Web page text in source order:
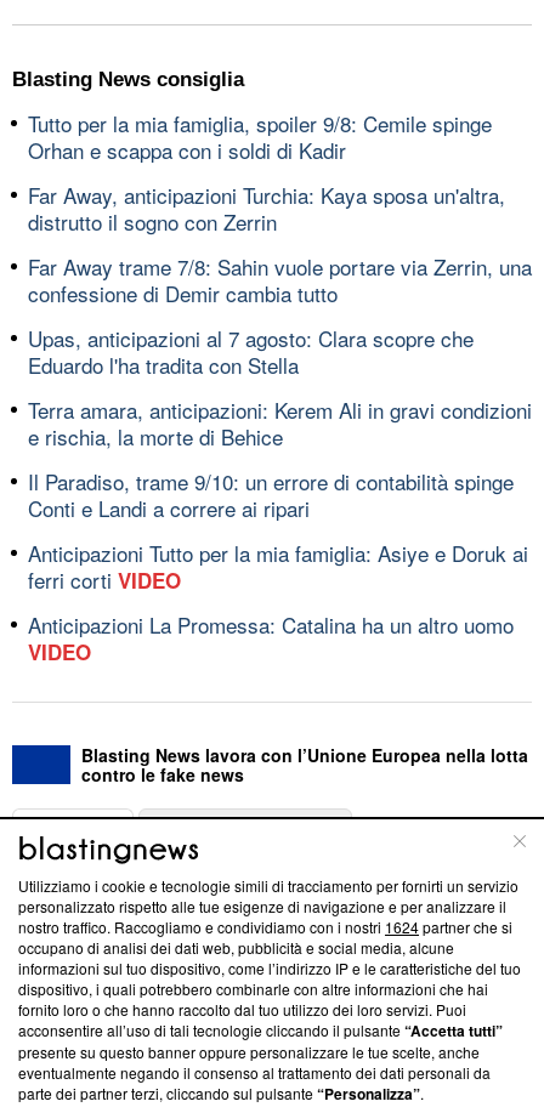
Blasting News consiglia
Tutto per la mia famiglia, spoiler 9/8: Cemile spinge
Orhan e scappa con i soldi di Kadir
Far Away, anticipazioni Turchia: Kaya sposa un'altra,
distrutto il sogno con Zerrin
Far Away trame 7/8: Sahin vuole portare via Zerrin, una
confessione di Demir cambia tutto
Upas, anticipazioni al 7 agosto: Clara scopre che
Eduardo l'ha tradita con Stella
Terra amara, anticipazioni: Kerem Ali in gravi condizioni
e rischia, la morte di Behice
Il Paradiso, trame 9/10: un errore di contabilità spinge
Conti e Landi a correre ai ripari
Anticipazioni Tutto per la mia famiglia: Asiye e Doruk ai
ferri corti VIDEO
Anticipazioni La Promessa: Catalina ha un altro uomo
VIDEO
Blasting News lavora con l’Unione Europea nella lotta
contro le fake news
ABOUT
Questa sezione offre informazioni trasparenti su Blasting
News, sui nostri processi editoriali e su come ci impegniamo a
creare news di qualità. Inoltre, afferma la nostra aderenza a
‘Trust Project - News with Integrity’Blasting News non è
ancora membro del programma, ma ha richiesto di farne
parte; Trust Project non ha ancora effettuato una verifica di
conformità agli standard.
Su di noi
Utilizziamo i cookie e tecnologie simili di tracciamento per fornirti un servizio
personalizzato rispetto alle tue esigenze di navigazione e per analizzare il
nostro traffico. Raccogliamo e condividiamo con i nostri 1624partner che si
occupano di analisi dei dati web, pubblicità e social media, alcune
informazioni sul tuo dispositivo, come l’indirizzo IP e le caratteristiche del tuo
dispositivo, i quali potrebbero combinarle con altre informazioni che hai
fornito loro o che hanno raccolto dal tuo utilizzo dei loro servizi. Puoi
acconsentire all’uso di tali tecnologie cliccando il pulsante“Accetta tutti”
presente su questo banner oppure personalizzare le tue scelte, anche
eventualmente negando il consenso al trattamento dei dati personali da
parte dei partner terzi, cliccando sul pulsante“Personalizza”.